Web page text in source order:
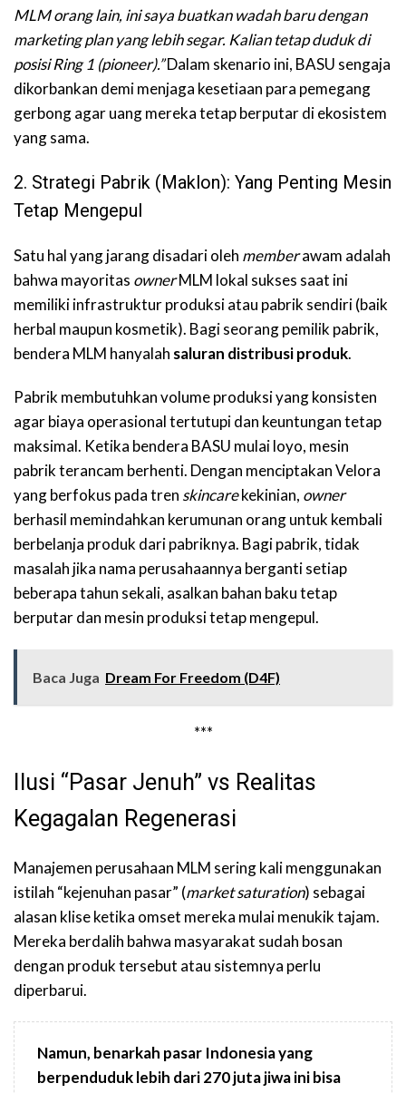
MLM orang lain, ini saya buatkan wadah baru dengan
marketing plan yang lebih segar. Kalian tetap duduk di
posisi Ring 1 (pioneer).”Dalam skenario ini, BASU sengaja
dikorbankan demi menjaga kesetiaan para pemegang
gerbong agar uang mereka tetap berputar di ekosistem
yang sama.
2. Strategi Pabrik (Maklon): Yang Penting Mesin
Tetap Mengepul
Satu hal yang jarang disadari oleh memberawam adalah
bahwa mayoritas ownerMLM lokal sukses saat ini
memiliki infrastruktur produksi atau pabrik sendiri (baik
herbal maupun kosmetik). Bagi seorang pemilik pabrik,
bendera MLM hanyalah saluran distribusi produk.
Pabrik membutuhkan volume produksi yang konsisten
agar biaya operasional tertutupi dan keuntungan tetap
maksimal. Ketika bendera BASU mulai loyo, mesin
pabrik terancam berhenti. Dengan menciptakan Velora
yang berfokus pada tren skincarekekinian, owner
berhasil memindahkan kerumunan orang untuk kembali
berbelanja produk dari pabriknya. Bagi pabrik, tidak
masalah jika nama perusahaannya berganti setiap
beberapa tahun sekali, asalkan bahan baku tetap
berputar dan mesin produksi tetap mengepul.
Baca Juga Dream For Freedom (D4F)
***
Ilusi “Pasar Jenuh” vs Realitas
Kegagalan Regenerasi
Manajemen perusahaan MLM sering kali menggunakan
istilah “kejenuhan pasar” (market saturation) sebagai
alasan klise ketika omset mereka mulai menukik tajam.
Mereka berdalih bahwa masyarakat sudah bosan
dengan produk tersebut atau sistemnya perlu
diperbarui.
Namun, benarkah pasar Indonesia yang
berpenduduk lebih dari 270 juta jiwa ini bisa